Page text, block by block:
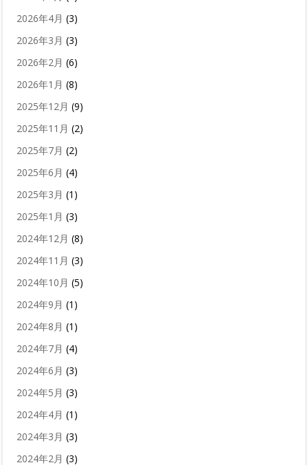
2026年4月 (3)
2026年3月 (3)
2026年2月 (6)
2026年1月 (8)
2025年12月 (9)
2025年11月 (2)
2025年7月 (2)
2025年6月 (4)
2025年3月 (1)
2025年1月 (3)
2024年12月 (8)
2024年11月 (3)
2024年10月 (5)
2024年9月 (1)
2024年8月 (1)
2024年7月 (4)
2024年6月 (3)
2024年5月 (3)
2024年4月 (1)
2024年3月 (3)
2024年2月 (3)